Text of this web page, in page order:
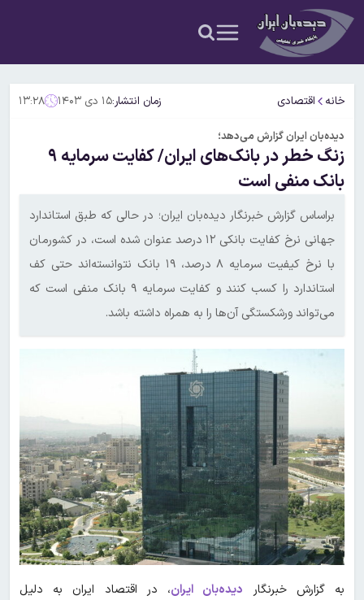
خانه اقتصادی زمان انتشار:۱۵ دی ۱۴۰۳ ۱۳:۲۸
دیده‌بان ایران گزارش می‌دهد؛
زنگ خطر در بانک‌های ایران/ کفایت سرمایه ۹
بانک منفی است
براساس گزارش خبرنگار دیده‌بان ایران؛ در حالی که طبق استاندارد
جهانی نرخ کفایت بانکی ۱۲ درصد عنوان شده است، در کشورمان
با نرخ کیفیت سرمایه ۸ درصد، ۱۹ بانک نتوانسته‌اند حتی کف
استاندارد را کسب کنند و کفایت سرمایه ۹ بانک منفی است که
می‌تواند ورشکستگی آن‌ها را به همراه داشته باشد.
به گزارش خبرنگار دیده‌بان ایران، در اقتصاد ایران به دلیل